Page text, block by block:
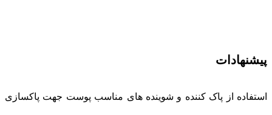
پیشنهادات
استفاده از پاک کننده و شوینده های مناسب پوست جهت پاکسازی